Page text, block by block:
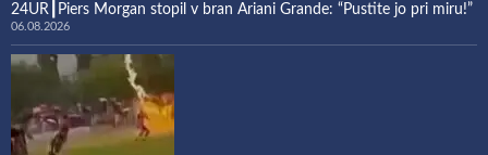
24UR┃Piers Morgan stopil v bran Ariani Grande: “Pustite jo pri miru!”
06.08.2026